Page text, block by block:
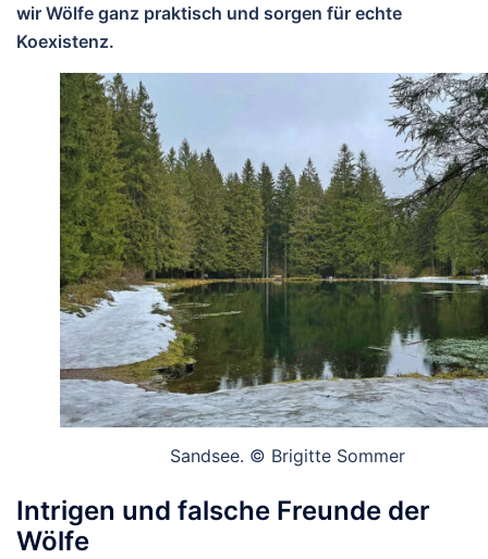
wir Wölfe ganz praktisch und sorgen für echte
Koexistenz.
Sandsee. © Brigitte Sommer
Intrigen und falsche Freunde der
Wölfe